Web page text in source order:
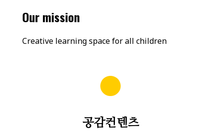
Our mission
Creative learning space for all children
●
공감컨텐츠